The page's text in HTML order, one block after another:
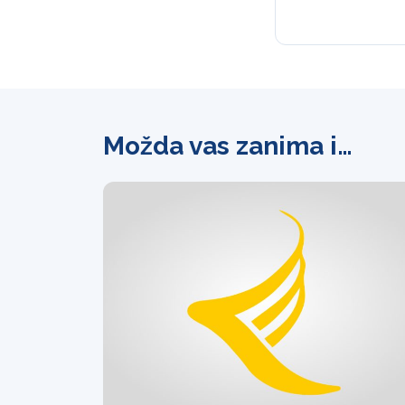
Možda vas zanima i…